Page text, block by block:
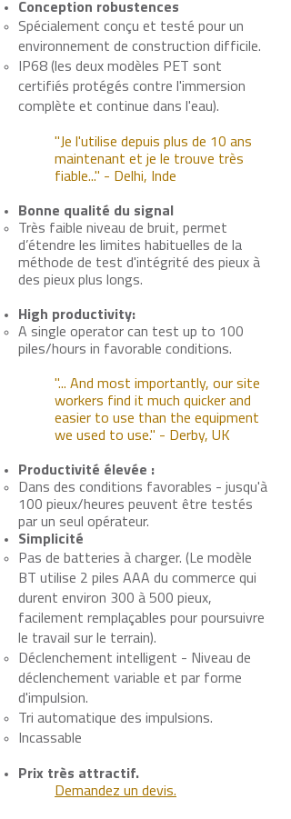
Conception robustences
Spécialement conçu et testé pour un
environnement de construction difficile.
IP68 (les deux modèles PET sont
certifiés protégés contre l'immersion
complète et continue dans l'eau).
"Je l'utilise depuis plus de 10 ans
maintenant et je le trouve très
fiable..." - Delhi, Inde
Bonne qualité du signal
Très faible niveau de bruit, permet
d’étendre les limites habituelles de la
méthode de test d'intégrité des pieux à
des pieux plus longs.
High productivity:
A single operator can test up to 100
piles/hours in favorable conditions.
"... And most importantly, our site
workers find it much quicker and
easier to use than the equipment
we used to use." - Derby, UK
Productivité élevée :
Dans des conditions favorables - jusqu'à
100 pieux/heures peuvent être testés
par un seul opérateur.
Simplicité
Pas de batteries à charger. (Le modèle
BT utilise 2 piles AAA du commerce qui
durent environ 300 à 500 pieux,
facilement remplaçables pour poursuivre
le travail sur le terrain).
Déclenchement intelligent - Niveau de
déclenchement variable et par forme
d'impulsion.
Tri automatique des impulsions.
Incassable
Prix très attractif.
Demandez un devis.